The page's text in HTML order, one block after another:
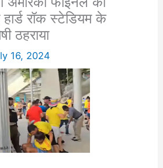
रॉक स्टेडियम के
ठहराया
16, 2024